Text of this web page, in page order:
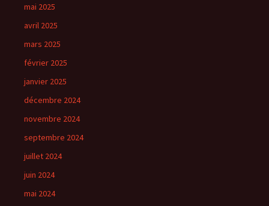
mai 2025
avril 2025
mars 2025
février 2025
janvier 2025
décembre 2024
novembre 2024
septembre 2024
juillet 2024
juin 2024
mai 2024